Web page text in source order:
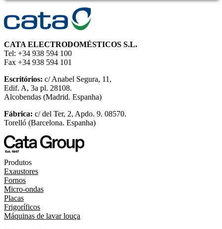
CATA ELECTRODOMÉSTICOS S.L.
Tel: +34 938 594 100
Fax +34 938 594 101
Escritórios: c/ Anabel Segura, 11,
Edif. A, 3a pl. 28108.
Alcobendas (Madrid. Espanha)
Fábrica: c/ del Ter, 2, Apdo. 9. 08570.
Torelló (Barcelona. Espanha)
Produtos
Exaustores
Fornos
Micro-ondas
Placas
Frigoríficos
Máquinas de lavar louça